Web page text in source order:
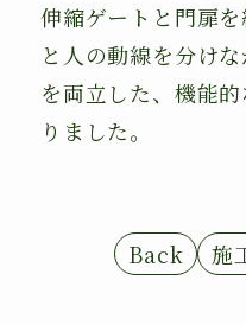
伸縮ゲートと門扉
と人の動線を分け
を両立した、機能
りました。
Back 施